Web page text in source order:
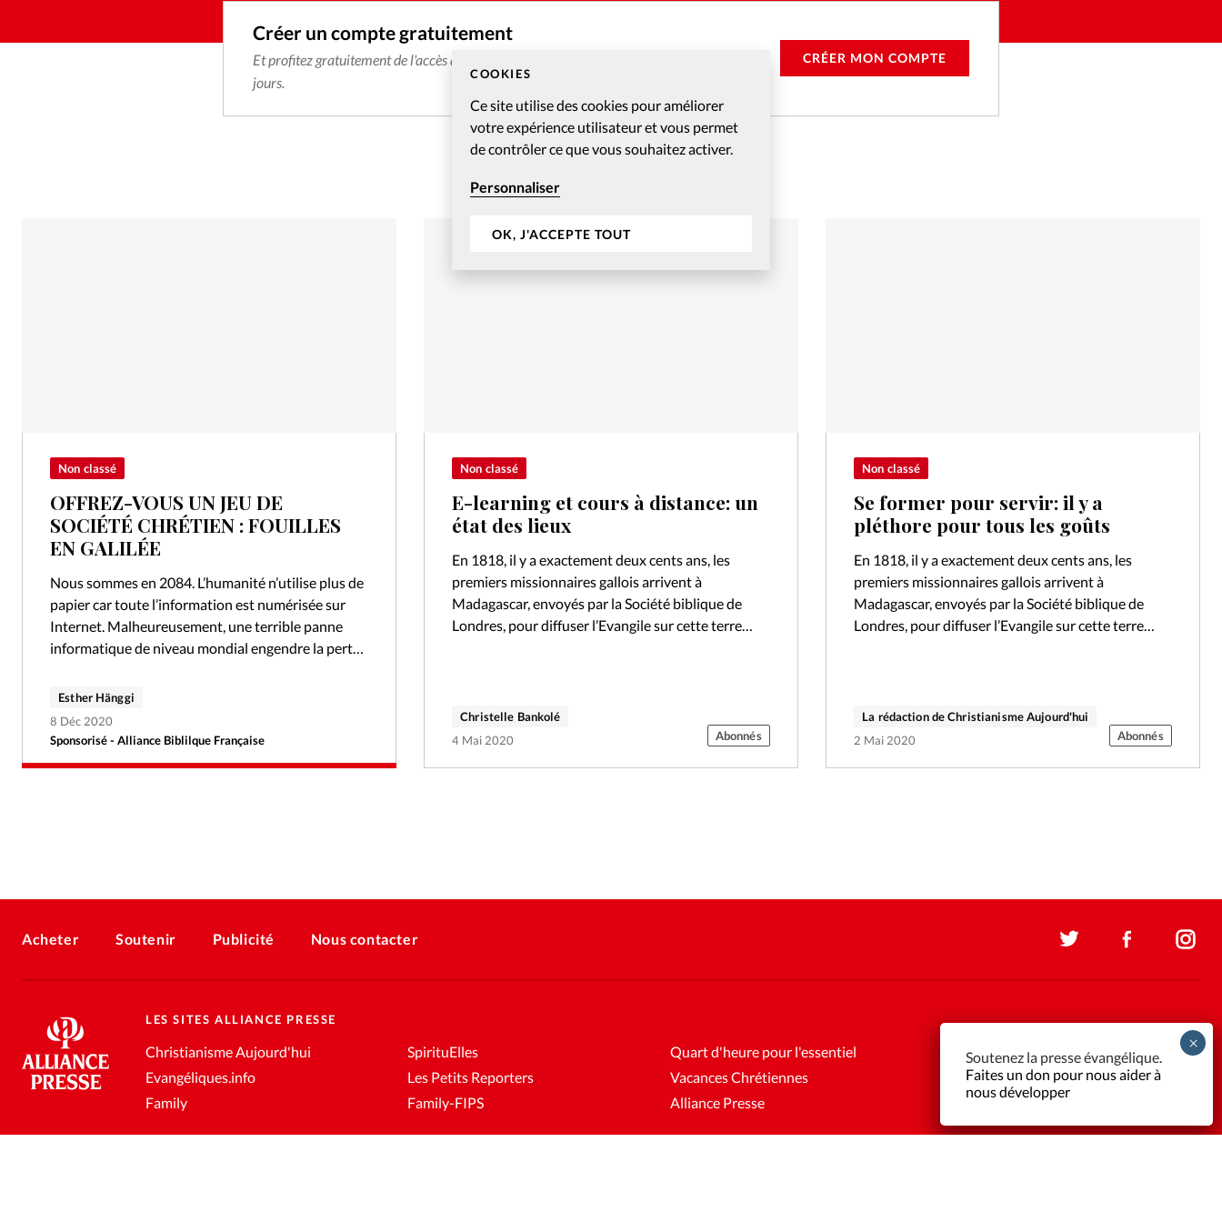
COOKIES
Ce site utilise des cookies pour améliorer
votre expérience utilisateur et vous permet
de contrôler ce que vous souhaitez activer.
Personnaliser
OK, J'ACCEPTE TOUT
Créer un compte gratuitement
Et profitez gratuitement de l'accès aux articles web réservés aux abonnés pendant 14
jours.
CRÉER MON COMPTE
Non classé
OFFREZ-VOUS UN JEU DE
SOCIÉTÉ CHRÉTIEN : FOUILLES
EN GALILÉE
Nous sommes en 2084. L’humanité n’utilise plus de
papier car toute l’information est numérisée sur
Internet. Malheureusement, une terrible panne
informatique de niveau mondial engendre la perte
Sponsorisé - Alliance Biblilque Française
Esther Hänggi
8 Déc 2020
Non classé
E-learning et cours à distance: un
état des lieux
En 1818, il y a exactement deux cents ans, les
premiers missionnaires gallois arrivent à
Madagascar, envoyés par la Société biblique de
Londres, pour diffuser l’Evangile sur cette terre
Christelle Bankolé
4 Mai 2020
Abonnés
Non classé
Se former pour servir: il y a
pléthore pour tous les goûts
En 1818, il y a exactement deux cents ans, les
premiers missionnaires gallois arrivent à
Madagascar, envoyés par la Société biblique de
Londres, pour diffuser l’Evangile sur cette terre
La rédaction de Christianisme Aujourd'hui
2 Mai 2020
Abonnés
Acheter Soutenir Publicité Nous contacter
LES SITES ALLIANCE PRESSE
Christianisme Aujourd'hui
Evangéliques.info
Family
SpirituElles
Les Petits Reporters
Family-FIPS
Quart d'heure pour l'essentiel
Vacances Chrétiennes
Alliance Presse
Soutenez la presse évangélique.
Faites un don pour nous aider à
nous développer